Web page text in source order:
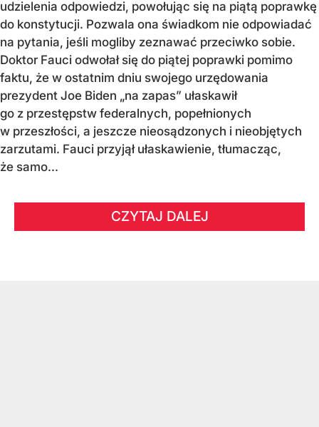
udzielenia odpowiedzi, powołując się na piątą poprawkę
do konstytucji. Pozwala ona świadkom nie odpowiadać
na pytania, jeśli mogliby zeznawać przeciwko sobie.
Doktor Fauci odwołał się do piątej poprawki pomimo
faktu, że w ostatnim dniu swojego urzędowania
prezydent Joe Biden „na zapas” ułaskawił
go z przestępstw federalnych, popełnionych
w przeszłości, a jeszcze nieosądzonych i nieobjętych
zarzutami. Fauci przyjął ułaskawienie, tłumacząc,
że samo...
CZYTAJ DALEJ